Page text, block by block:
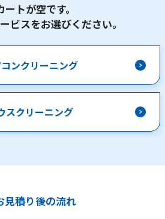
ートが空です。
ビスをお選びください。
ンクリーニング
スクリーニング
見積り後の流れ